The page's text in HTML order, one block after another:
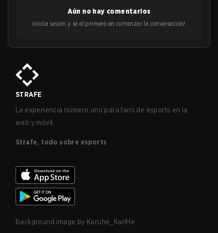
Aún no hay comentarios
¡Inicia sesión y sé el primero en comenzar la conversación!
STRAFE
La experiencia número uno para fans de esports en la
web y móvil.
Strafe, todo sobre esports
Background image by Karuhe_KarlHe